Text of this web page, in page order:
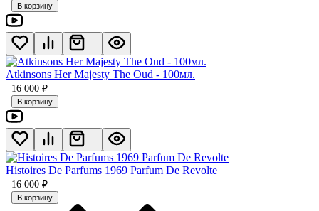
В корзину
Atkinsons Her Majesty The Oud - 100мл.
16 000 ₽
В корзину
Histoires De Parfums 1969 Parfum De Revolte
16 000 ₽
В корзину